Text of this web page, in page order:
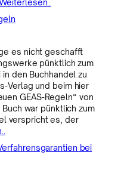
es nicht geschafft
pünktlich zum
in den Buchhandel zu
Verlag und beim hier
GEAS-Regeln“ von
war pünktlich zum
verspricht es, der
bei